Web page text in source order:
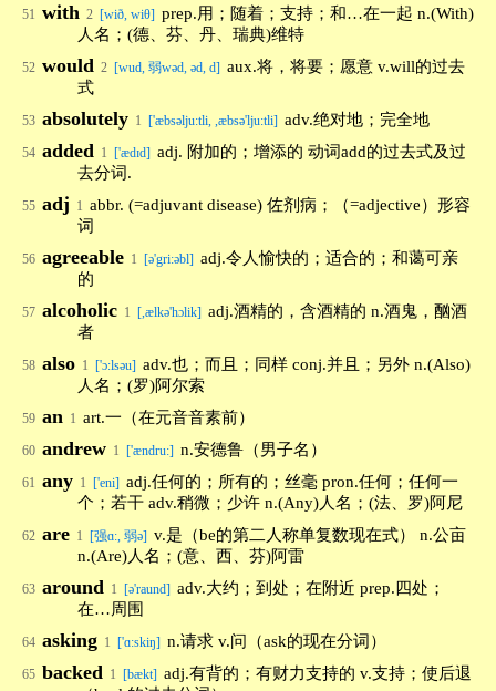
51 with 2 [wið, wiθ] prep.用；随着；支持；和…在一起 n.(With)
人名；(德、芬、丹、瑞典)维特
52 would 2 [wud, 弱wəd, əd, d] aux.将，将要；愿意 v.will的过去
式
53 absolutely 1 ['æbsəlju:tli, ,æbsə'lju:tli] adv.绝对地；完全地
54 added 1 ['ædɪd] adj. 附加的；增添的 动词add的过去式及过
去分词.
55 adj 1 abbr. (=adjuvant disease) 佐剂病；（=adjective）形容
词
56 agreeable 1 [ə'gri:əbl] adj.令人愉快的；适合的；和蔼可亲
的
57 alcoholic 1 [,ælkə'hɔlik] adj.酒精的，含酒精的 n.酒鬼，酗酒
者
58 also 1 ['ɔ:lsəu] adv.也；而且；同样 conj.并且；另外 n.(Also)
人名；(罗)阿尔索
59 an 1 art.一（在元音音素前）
60 andrew 1 ['ændru:] n.安德鲁（男子名）
61 any 1 ['eni] adj.任何的；所有的；丝毫 pron.任何；任何一
个；若干 adv.稍微；少许 n.(Any)人名；(法、罗)阿尼
62 are 1 [强ɑ:, 弱ə] v.是（be的第二人称单复数现在式） n.公亩
n.(Are)人名；(意、西、芬)阿雷
63 around 1 [ə'raund] adv.大约；到处；在附近 prep.四处；
在…周围
64 asking 1 ['ɑ:skiŋ] n.请求 v.问（ask的现在分词）
65 backed 1 [bækt] adj.有背的；有财力支持的 v.支持；使后退